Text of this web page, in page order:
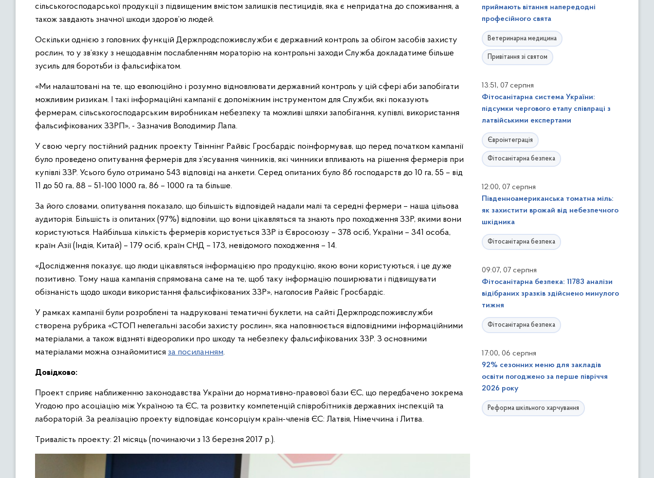
сільськогосподарської продукції з підвищеним вмістом залишків пестицидів, яка є непридатна до споживання, а
також завдають значної шкоди здоров’ю людей.
Оскільки однією з головних функцій Держпродспоживслужби є державний контроль за обігом засобів захисту
рослин, то у зв’язку з нещодавнім послабленням мораторію на контрольні заходи Служба докладатиме більше
зусиль для боротьби із фальсифікатом.
«Ми налаштовані на те, що еволюційно і розумно відновлювати державний контроль у цій сфері аби запобігати
можливим ризикам. І такі інформаційні кампанії є допоміжним інструментом для Служби, які показують
фермерам, сільськогосподарським виробникам небезпеку та можливі шляхи запобігання, купівлі, використання
фальсифікованих ЗЗРП», - Зазначив Володимир Лапа.
У свою чергу постійний радник проекту Твіннінг Райвіс Гросбардіс поінформував, що перед початком кампанії
було проведено опитування фермерів для з’ясування чинників, які чинники впливають на рішення фермерів при
купівлі ЗЗР. Усього було отримано 543 відповіді на анкети. Серед опитаних було 86 господарств до 10 га, 55 – від
11 до 50 га, 88 – 51-100 1000 га, 86 – 1000 га та більше.
За його словами, опитування показало, що більшість відповідей надали малі та середні фермери – наша цільова
аудиторія. Більшість із опитаних (97%) відповіли, що вони цікавляться та знають про походження ЗЗР, якими вони
користуються. Найбільша кількість фермерів користується ЗЗР із Євросоюзу – 378 осіб, України – 341 особа,
країн Азії (Індія, Китай) – 179 осіб, країн СНД – 173, невідомого походження – 14.
«Дослідження показує, що люди цікавляться інформацією про продукцію, якою вони користуються, і це дуже
позитивно. Тому наша кампанія спрямована саме на те, щоб таку інформацію поширювати і підвищувати
обізнаність щодо шкоди використання фальсифікованих ЗЗР», наголосив Райвіс Гросбардіс.
У рамках кампанії були розроблені та надруковані тематичні буклети, на сайті Держпродспоживслужби
створена рубрика «СТОП нелегальні засоби захисту рослин», яка наповнюється відповідними інформаційними
матеріалами, а також відзняті відеоролики про шкоду та небезпеку фальсифікованих ЗЗР. З основними
матеріалами можна ознайомитися за посиланням.
Довідково:
Проект сприяє наближенню законодавства України до нормативно-правової бази ЄС, що передбачено зокрема
Угодою про асоціацію між Україною та ЄС, та розвитку компетенцій співробітників державних інспекцій та
лабораторій. За реалізацію проекту відповідає консорціум країн-членів ЄС: Латвія, Німеччина і Литва.
Тривалість проекту: 21 місяць (починаючи з 13 березня 2017 р.).
приймають вітання напередодні
професійного свята
Ветеринарна медицина
Привітання зі святом
13:51, 07 серпня
Фітосанітарна система України:
підсумки чергового етапу співпраці з
латвійськими експертами
Євроінтеграція
Фітосанітарна безпека
12:00, 07 серпня
Південноамериканська томатна міль:
як захистити врожай від небезпечного
шкідника
Фітосанітарна безпека
09:07, 07 серпня
Фітосанітарна безпека: 11783 аналізи
відібраних зразків здійснено минулого
тижня
Фітосанітарна безпека
17:00, 06 серпня
92% сезонних меню для закладів
освіти погоджено за перше півріччя
2026 року
Реформа шкільного харчування